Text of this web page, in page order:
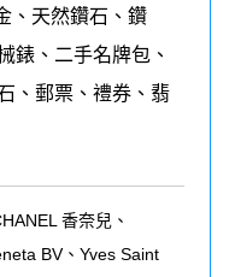
、天然鑽石、鑽
錶、二手名牌包、
、郵票、禮券、翡
香奈兒、
BV、Yves Saint